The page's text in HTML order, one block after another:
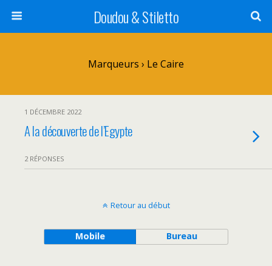
Doudou & Stiletto
Marqueurs › Le Caire
1 DÉCEMBRE 2022
A la découverte de l’Egypte
2 RÉPONSES
Retour au début
Mobile Bureau